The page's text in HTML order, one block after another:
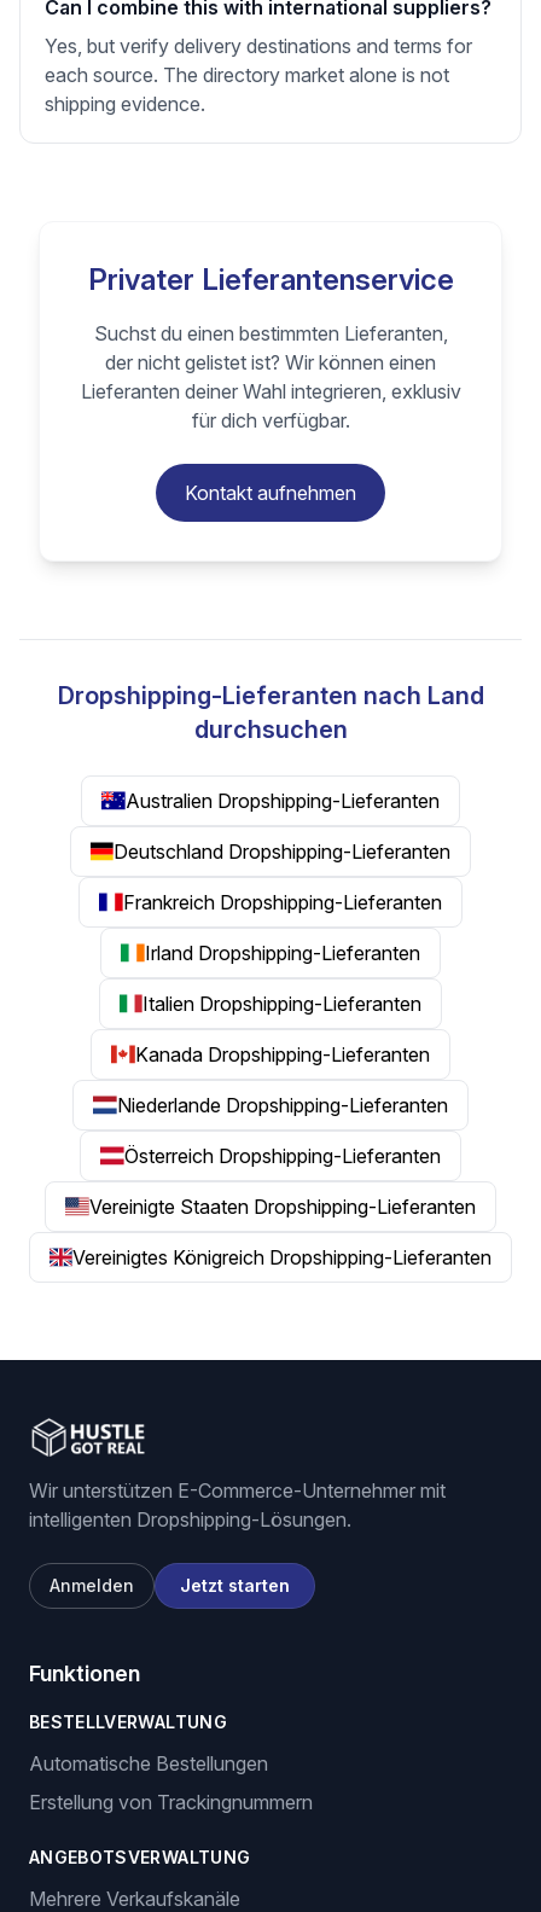
Can I combine this with international suppliers?
Yes, but verify delivery destinations and terms for
each source. The directory market alone is not
shipping evidence.
Privater Lieferantenservice
Suchst du einen bestimmten Lieferanten,
der nicht gelistet ist? Wir können einen
Lieferanten deiner Wahl integrieren, exklusiv
für dich verfügbar.
Kontakt aufnehmen
Dropshipping-Lieferanten nach Land
durchsuchen
Australien Dropshipping-Lieferanten
Deutschland Dropshipping-Lieferanten
Frankreich Dropshipping-Lieferanten
Irland Dropshipping-Lieferanten
Italien Dropshipping-Lieferanten
Kanada Dropshipping-Lieferanten
Niederlande Dropshipping-Lieferanten
Österreich Dropshipping-Lieferanten
Vereinigte Staaten Dropshipping-Lieferanten
Vereinigtes Königreich Dropshipping-Lieferanten
Wir unterstützen E-Commerce-Unternehmer mit
intelligenten Dropshipping-Lösungen.
Anmelden Jetzt starten
Funktionen
BESTELLVERWALTUNG
Automatische Bestellungen
Erstellung von Trackingnummern
ANGEBOTSVERWALTUNG
Mehrere Verkaufskanäle